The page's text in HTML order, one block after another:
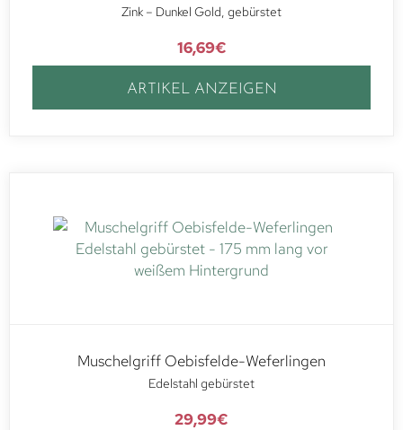
Zink – Dunkel Gold, gebürstet
16,69€
ARTIKEL ANZEIGEN
Muschelgriff Oebisfelde-Weferlingen
Edelstahl gebürstet
29,99€